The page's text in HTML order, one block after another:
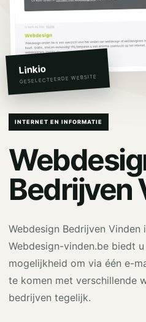
Linkio
GESELECTEERDE WEBSITE
INTERNET EN INFORMATIE
Bedrijven
Webdesign Bedrijven Vinden
Webdesign-vinden.be biedt
mogelijkheid om via één e-
te komen met verschillende
bedrijven tegelijk.